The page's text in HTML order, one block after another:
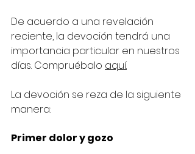
De acuerdo a una revelación
reciente, la devoción tendrá una
importancia particular en nuestros
días. Compruébalo aquí.
La devoción se reza de la siguiente
manera:
Primer dolor y gozo